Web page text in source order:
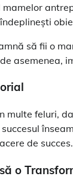
să fii o
multe feluri,
de succes.
o